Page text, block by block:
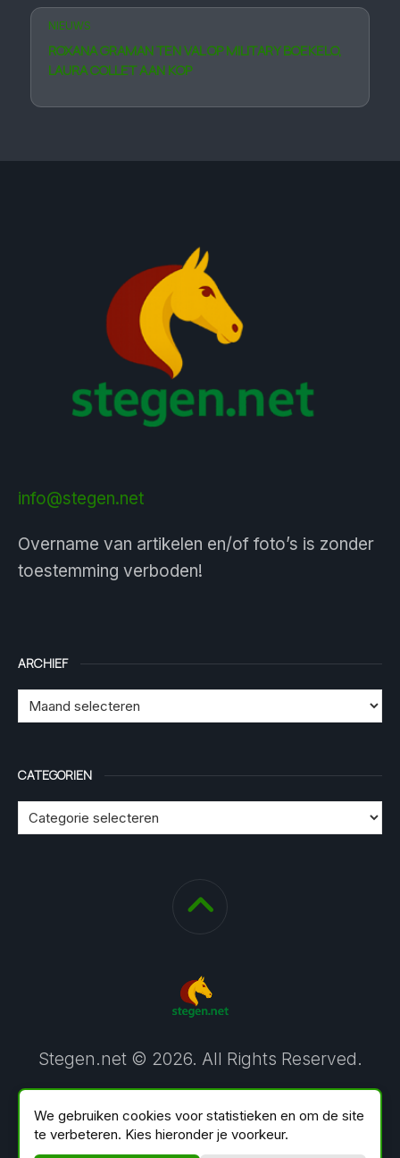
NIEUWS
ROXANA GRAMAN TEN VAL OP MILI­TARY BOE­KELO,
LAURA COLLET AAN KOP
info@stegen.net
Overname van artikelen en/of foto’s is zonder
toestemming verboden!
ARCHIEF
CATEGORIEN
Stegen.net © 2026. All Rights Reserved.
We gebruiken cookies voor statistieken en om de site
te verbeteren. Kies hieronder je voorkeur.